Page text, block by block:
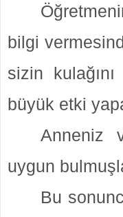
bilgi
sizin
büyük etki
Anneniz
uygun
Bu